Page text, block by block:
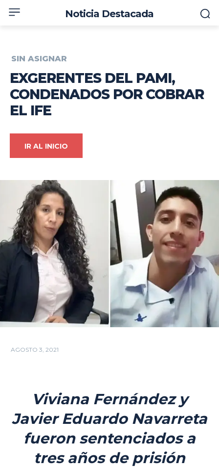
Noticia Destacada
SIN ASIGNAR
EXGERENTES DEL PAMI,
CONDENADOS POR COBRAR
EL IFE
IR AL INICIO
AGOSTO 3, 2021
Viviana Fernández y
Javier Eduardo Navarreta
fueron sentenciados a
tres años de prisión